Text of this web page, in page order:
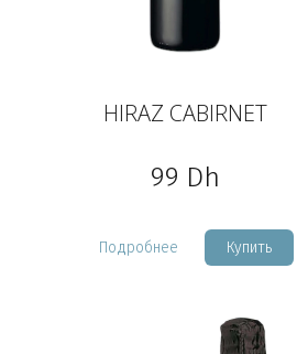
HIRAZ CABIRNET
99 Dh
Подробнее Купить